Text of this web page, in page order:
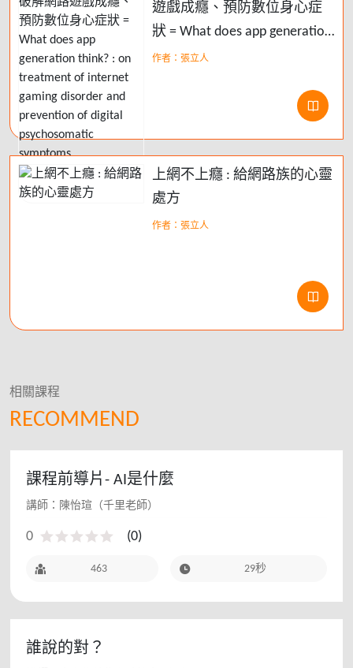
遊戲成癮、預防數位身心症
狀 = What does app generation
think? : on treatment of
作者：張立人
上網不上癮 : 給網路族的心靈
處方
作者：張立人
RECOMMEND
相關課程
課程前導片- AI是什麼
講師：陳怡瑄（千里老師）
0 (0)
463 29秒
誰說的對？